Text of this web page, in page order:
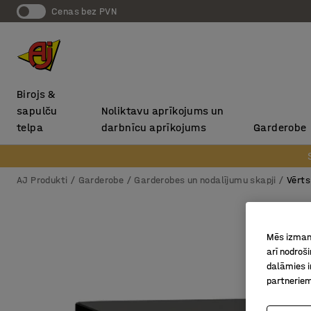
Cenas bez PVN
Birojs &
sapulču
telpa
Noliktavu aprīkojums un
darbnīcu aprīkojums
Garderobe
AJ Produkti Garderobe Garderobes un nodalījumu skapji
Mēs
arī
dalāmies